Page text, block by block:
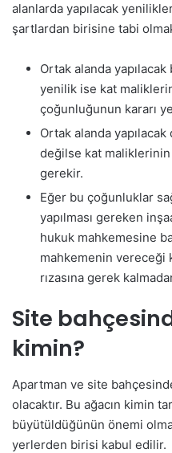
alanlarda yapılacak
şartlardan birisine tabi
Ortak alanda
yenilik ise kat
çoğunluğunun kararı
Ortak alanda
değilse kat maliklerinin
gerekir.
Eğer bu çoğunluklar
yapılması gereken
hukuk mahkemesine
mahkemenin vereceği
rızasına gerek
Site
kimin?
Apartman ve site
olacaktır. Bu ağacın kimin
büyütüldüğünün önemi
yerlerden birisi kabul edilir.